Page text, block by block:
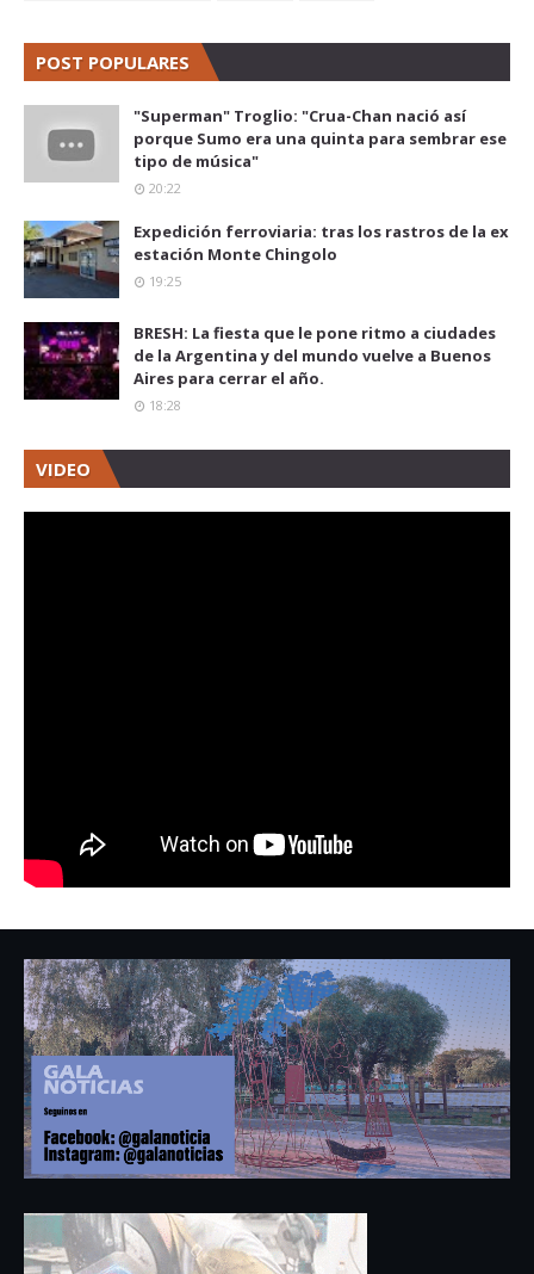
POST POPULARES
"Superman" Troglio: "Crua-Chan nació así
porque Sumo era una quinta para sembrar ese
tipo de música"
20:22
Expedición ferroviaria: tras los rastros de la ex
estación Monte Chingolo
19:25
BRESH: La fiesta que le pone ritmo a ciudades
de la Argentina y del mundo vuelve a Buenos
Aires para cerrar el año.
18:28
VIDEO